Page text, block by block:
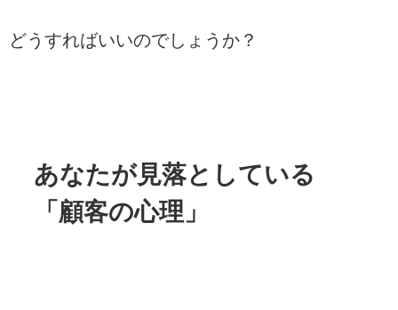
どうすればいいのでしょうか？
あなたが見落としている
「顧客の心理」